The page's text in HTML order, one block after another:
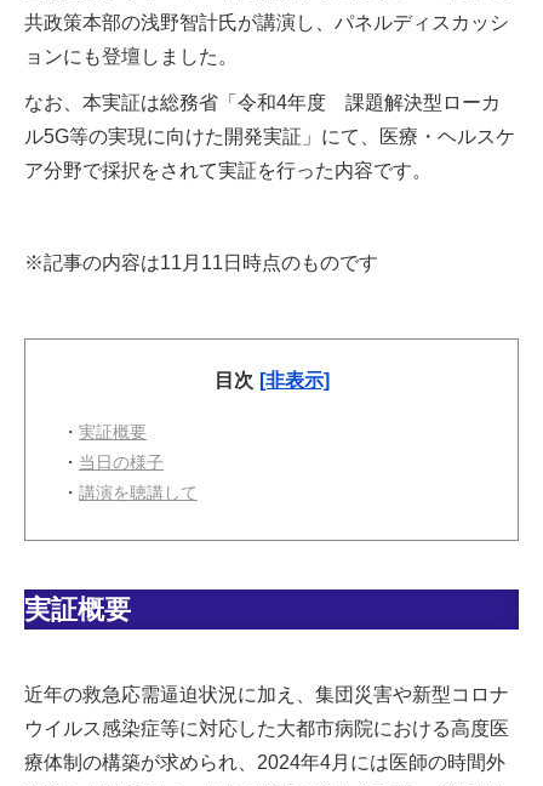
共政策本部の浅野智計氏が講演し、パネルディスカッシ
ョンにも登壇しました。
なお、本実証は総務省「令和4年度 課題解決型ローカ
ル5G等の実現に向けた開発実証」にて、医療・ヘルスケ
ア分野で採択をされて実証を行った内容です。
※記事の内容は11月11日時点のものです
目次 [非表示]
・ 実証概要
・ 当日の様子
・ 講演を聴講して
実証概要
近年の救急応需逼迫状況に加え、集団災害や新型コロナ
ウイルス感染症等に対応した大都市病院における高度医
療体制の構築が求められ、2024年4月には医師の時間外